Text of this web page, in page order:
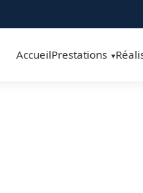
AccueilPrestations ▾